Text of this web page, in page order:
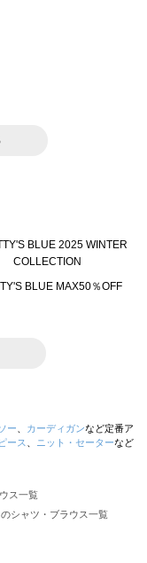
ー カーディガンなど定番ア
ース ニット・セーターなど
ス一覧
シャツ・ブラウス一覧